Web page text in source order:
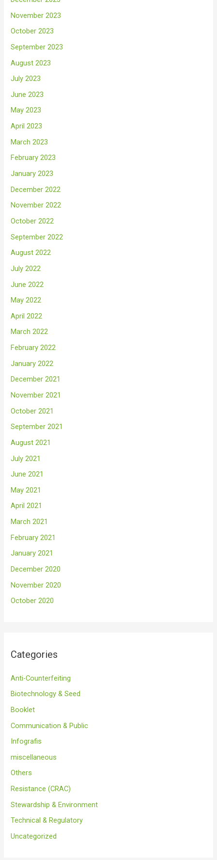
November 2023
October 2023
September 2023
August 2023
July 2023
June 2023
May 2023
April 2023
March 2023
February 2023
January 2023
December 2022
November 2022
October 2022
September 2022
August 2022
July 2022
June 2022
May 2022
April 2022
March 2022
February 2022
January 2022
December 2021
November 2021
October 2021
September 2021
August 2021
July 2021
June 2021
May 2021
April 2021
March 2021
February 2021
January 2021
December 2020
November 2020
October 2020
Categories
Anti-Counterfeiting
Biotechnology & Seed
Booklet
Communication & Public
Infografis
miscellaneous
Others
Resistance (CRAC)
Stewardship & Environment
Technical & Regulatory
Uncategorized